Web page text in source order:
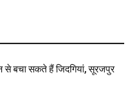
से बचा सकते हैं जिदगियां, सूरजपुर